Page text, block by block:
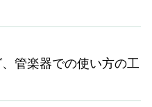
管楽器での使い方の工